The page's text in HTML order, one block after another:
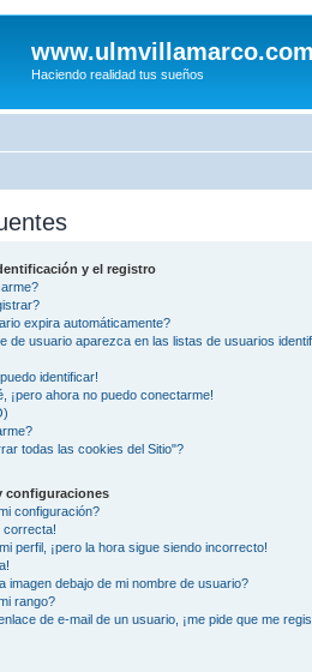
www.ulmvillamarco.com
Haciendo realidad tus sueños
y el registro
expira automáticamente?
de usuario aparezca en las listas de usuarios
identificar!
¡pero ahora no puedo conectarme!
todas las cookies del Sitio"?
configuraciones
configuración?
correcta!
perfil, ¡pero la hora sigue siendo incorrecto!
imagen debajo de mi nombre de usuario?
rango?
de e-mail de un usuario, ¡me pide que me